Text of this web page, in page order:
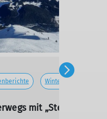
Winter 2024/25
mit „Steinskiern“